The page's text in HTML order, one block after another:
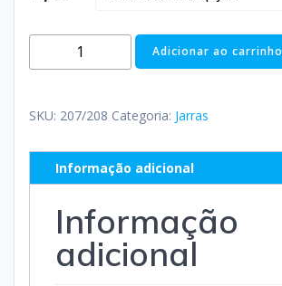
Adicionar ao carrinho
SKU: 207/208 Categoria: Jarras
Informação adicional
Informação
adicional